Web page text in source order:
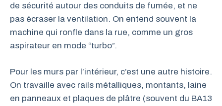
de sécurité autour des conduits de fumée, et ne
pas écraser la ventilation. On entend souvent la
machine qui ronfle dans la rue, comme un gros
aspirateur en mode “turbo”.
Pour les murs par l’intérieur, c’est une autre histoire.
On travaille avec rails métalliques, montants, laine
en panneaux et plaques de plâtre (souvent du BA13